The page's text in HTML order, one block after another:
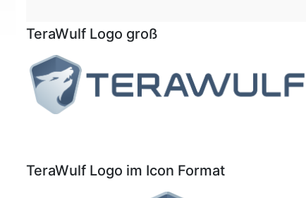
TeraWulf Logo groß
TeraWulf Logo im Icon Format